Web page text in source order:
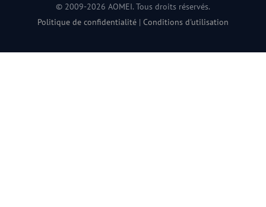
© 2009-2026 AOMEI. Tous droits réservés.
Politique de confidentialité | Conditions d'utilisation